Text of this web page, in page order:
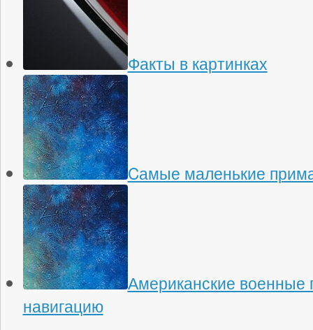
Факты в картинках
Cамые маленькие
Американские военные
навигацию